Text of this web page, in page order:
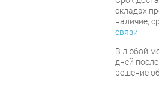
складах
наличие,
связи
В любой
дней
решение